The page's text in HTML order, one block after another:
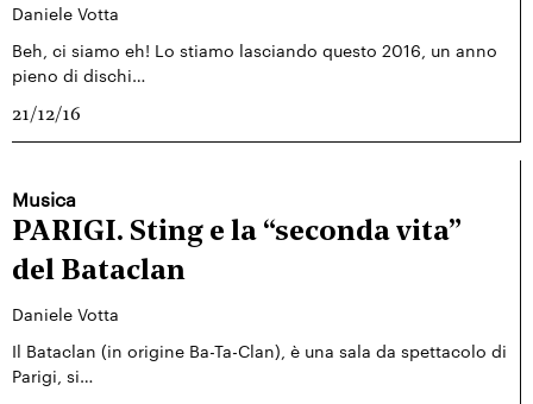
Daniele Votta
Beh, ci siamo eh! Lo stiamo lasciando questo 2016, un anno
pieno di dischi…
21/12/16
Musica
PARIGI. Sting e la “seconda vita”
del Bataclan
Daniele Votta
Il Bataclan (in origine Ba-Ta-Clan), è una sala da spettacolo di
Parigi, si…